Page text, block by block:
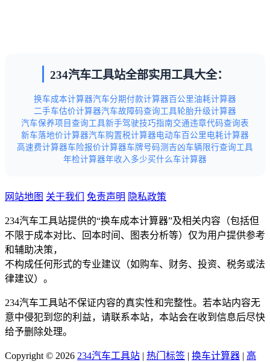
234汽车工具站全部实用工具大全：
换车成本计算器汽车分期付款计算器百公里油耗计算器
二手车估价计算器汽车故障码查询工具轮胎升级计算器
汽车保养项目查询工具新手驾驶技巧指南交通违章代码查询表
新车落地价计算器汽车购置税计算器电动车百公里电耗计算器
高速费计算器车险报价计算器车牌号码测吉凶车辆限行查询工具
年检计算器年收入多少买什么车计算器
网站地图 关于我们 免责声明 隐私政策
234汽车工具站提供的“换车成本计算器”及相关内容（包括但
不限于成本对比、回本时间、图表分析等）仅为用户提供参考
和辅助决策，
不构成任何形式的专业建议（如购车、财务、投资、税务或法
律建议）。
234汽车工具站不保证内容的真实性和完整性。若本站内容无
意中侵犯到您的利益，请联系本站，本站会在收到信息后尽快
给予删除处理。
Copyright © 2026 234汽车工具站 | 热门标签 | 换车计算器 | 高